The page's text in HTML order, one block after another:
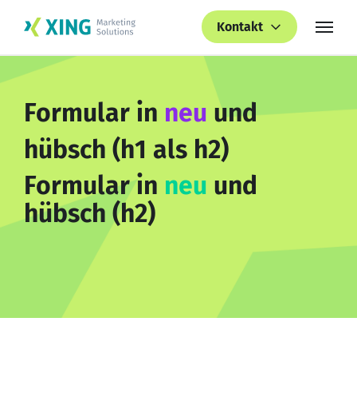
Kontakt
Formular in neu und
hübsch (h1 als h2)
Formular in neu und
hübsch (h2)